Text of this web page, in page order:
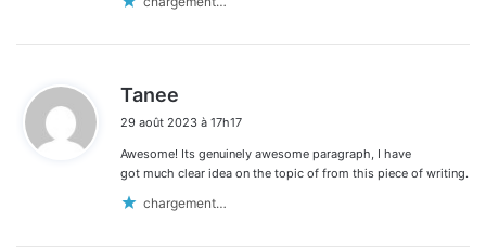
Tanee
t
:
29 août 2023 à 17h17
Awesome! Its genuinely awesome paragraph, I have
got much clear idea on the topic of from this piece of writing.
chargement…